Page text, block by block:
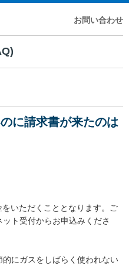
お問い合わせ
に請求書が来たのは
いただくこととなります。ご
ト受付からお申込みくださ
にガスをしばらく使われない